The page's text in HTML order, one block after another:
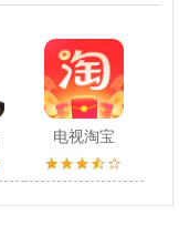
电视淘宝